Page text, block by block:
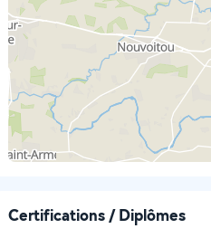
Certifications / Diplômes